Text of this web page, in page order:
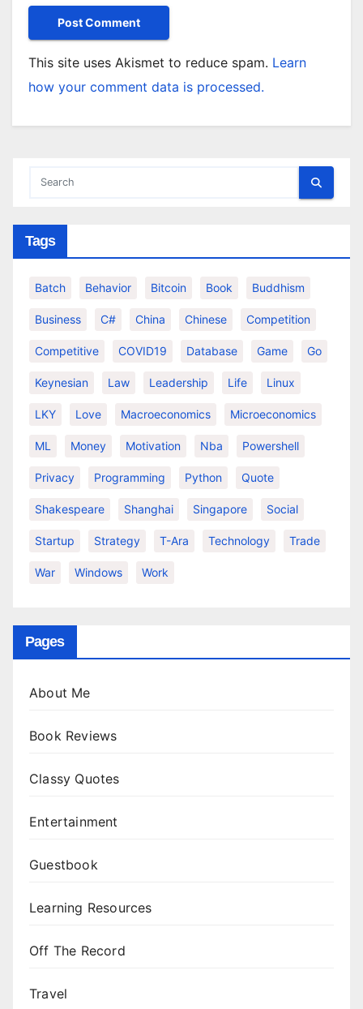
This site uses Akismet to reduce spam. Learn
how your comment data is processed.
Tags
Batch Behavior Bitcoin Book Buddhism
Business C# China Chinese Competition
Competitive COVID19 Database Game Go
Keynesian Law Leadership Life Linux
LKY Love Macroeconomics Microeconomics
ML Money Motivation Nba Powershell
Privacy Programming Python Quote
Shakespeare Shanghai Singapore Social
Startup Strategy T-Ara Technology Trade
War Windows Work
Pages
About Me
Book Reviews
Classy Quotes
Entertainment
Guestbook
Learning Resources
Off The Record
Travel